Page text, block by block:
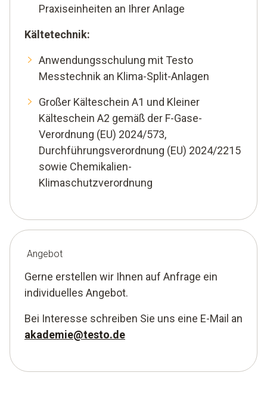
Praxiseinheiten an Ihrer Anlage
Kältetechnik:
Anwendungsschulung mit Testo
Messtechnik an Klima-Split-Anlagen
Großer Kälteschein A1 und Kleiner
Kälteschein A2 gemäß der F-Gase-
Verordnung (EU) 2024/573,
Durchführungsverordnung (EU) 2024/2215
sowie Chemikalien-
Klimaschutzverordnung
Angebot
Gerne erstellen wir Ihnen auf Anfrage ein
individuelles Angebot.
Bei Interesse schreiben Sie uns eine E-Mail an
akademie@testo.de